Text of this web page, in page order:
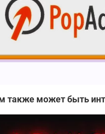
также может быть